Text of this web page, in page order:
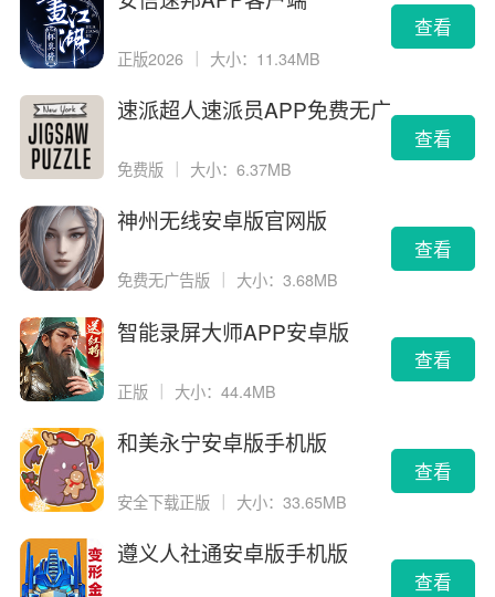
正版2026 ｜ 大小：11.34MB
查看
速派超人速派员APP免费无广
免费版 大小：6.37MB
查看
神州无线安卓版官网版
免费无广告版 大小：3.68MB
查看
智能录屏大师APP安卓版
正版 ｜ 大小：44.4MB
查看
和美永宁安卓版手机版
安全下载正版 大小：33.65MB
查看
遵义人社通安卓版手机版
查看